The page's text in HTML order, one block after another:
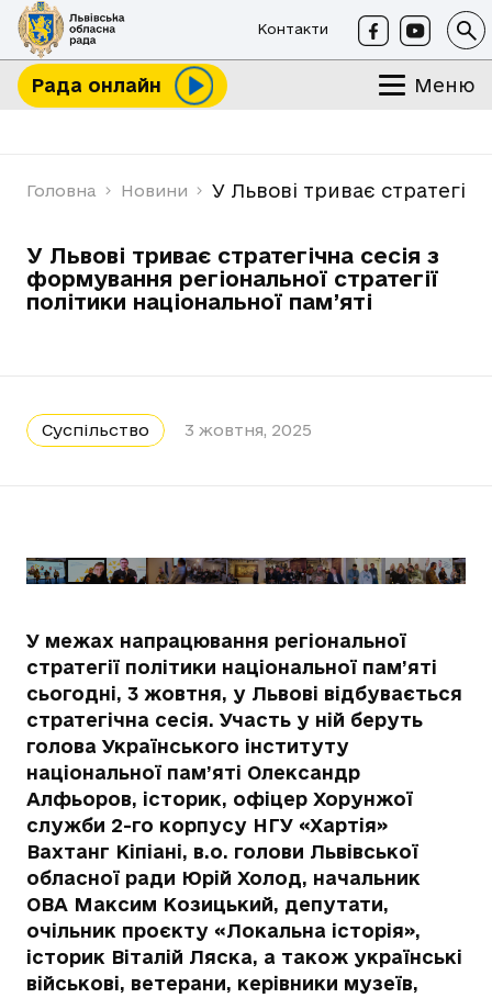
Контакти
Рада онлайн Меню
Головна Новини У Львові триває
У Львові триває стратегічна сесія з
формування регіональної стратегії
політики національної пам’яті
Суспільство 3 жовтня, 2025
У межах напрацювання регіональної
стратегії політики національної пам’яті
сьогодні, 3 жовтня, у Львові відбувається
стратегічна сесія. Участь у ній беруть
голова Українського інституту
національної пам’яті Олександр
Алфьоров, історик, офіцер Хорунжої
служби 2-го корпусу НГУ «Хартія»
Вахтанг Кіпіані, в.о. голови Львівської
обласної ради Юрій Холод, начальник
ОВА Максим Козицький, депутати,
очільник проєкту «Локальна історія»,
історик Віталій Ляска, а також українські
військові, ветерани, керівники музеїв,